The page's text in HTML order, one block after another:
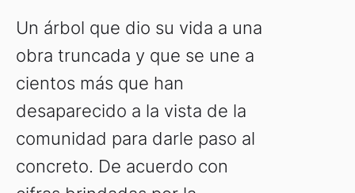
Un árbol que dio su vida a una
obra truncada y que se une a
cientos más que han
desaparecido a la vista de la
comunidad para darle paso al
concreto. De acuerdo con